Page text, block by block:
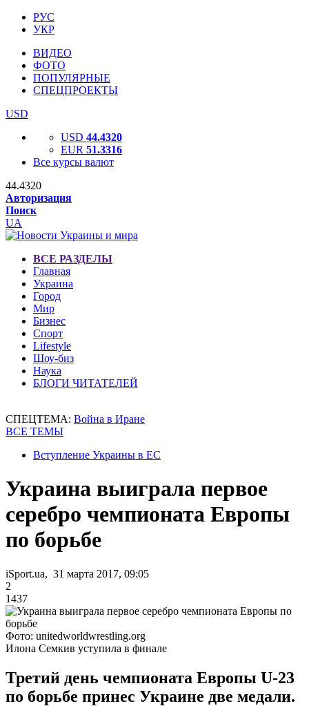
РУС
УКР
ВИДЕО
ФОТО
ПОПУЛЯРНЫЕ
СПЕЦПРОЕКТЫ
USD
USD 44.4320
EUR 51.3316
Все курсы валют
44.4320
Авторизация
Поиск
UA
ВСЕ РАЗДЕЛЫ
Главная
Украина
Город
Мир
Бизнес
Спорт
Lifestyle
Шоу-биз
Наука
БЛОГИ ЧИТАТЕЛЕЙ
СПЕЦТЕМА: Война в Иране
ВСЕ ТЕМЫ
Вступление Украины в ЕС
Украина выиграла первое
серебро чемпионата Европы
по борьбе
iSport.ua, 31 марта 2017, 09:05
2
1437
Фото: unitedworldwrestling.org
Илона Семкив уступила в финале
Третий день чемпионата Европы U-23
по борьбе принес Украине две медали.